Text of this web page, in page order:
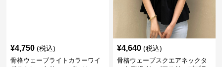
¥4,750 (税込)
骨格ウェーブライトカラーワイ
¥4,640 (税込)
骨格ウェーブスクエアネックタ